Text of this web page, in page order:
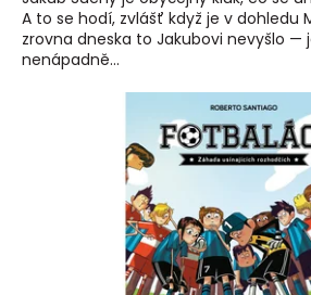
A to se hodí, zvlášť když je v dohledu
zrovna dneska to Jakubovi nevyšlo —
nenápadně...